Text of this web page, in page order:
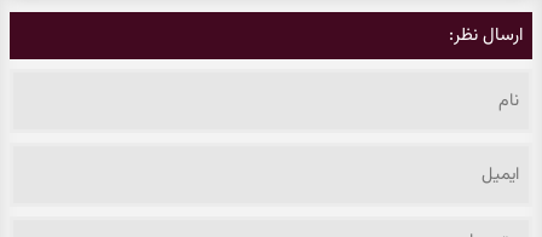
ارسال نظر: